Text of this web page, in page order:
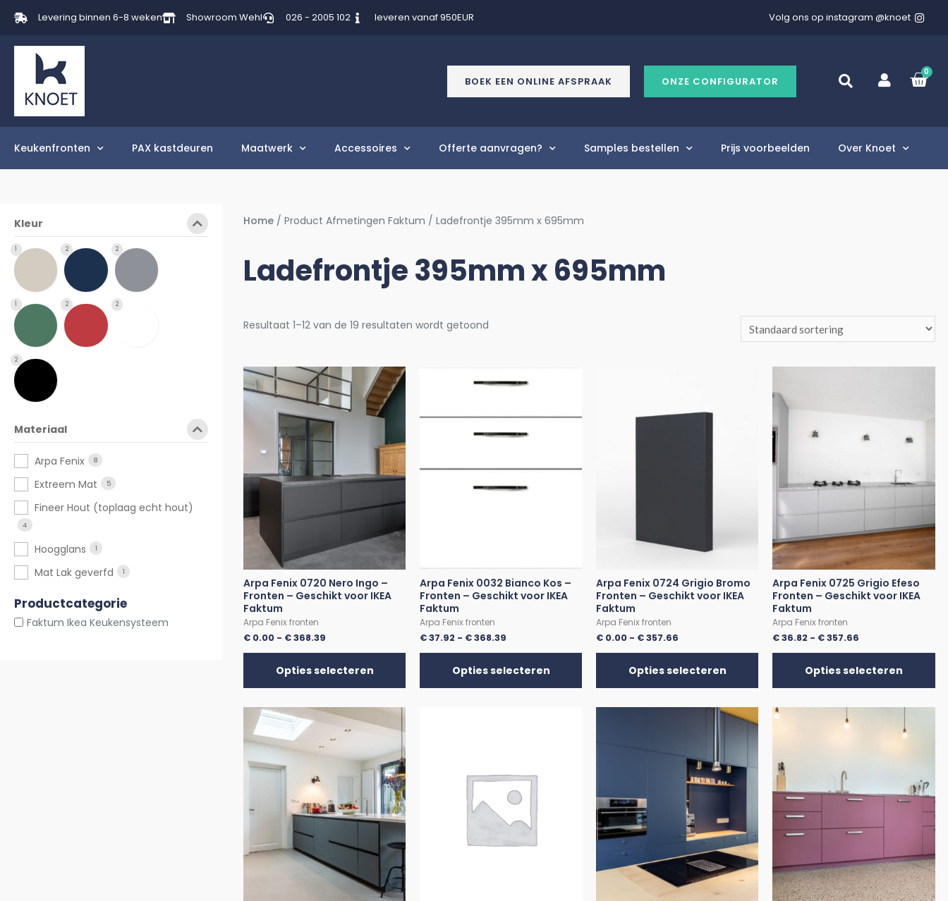
Levering binnen 6-8 weken Showroom Wehl 026 - 2005 102 leveren vanaf 950EUR Volg ons op instagram @knoet
BOEK EEN ONLINE AFSPRAAK ONZE CONFIGURATOR
0
Keukenfronten PAX kastdeuren Maatwerk Accessoires Offerte aanvragen? Samples bestellen Prijs voorbeelden Over Knoet
Kleur
1 2 2
1 2 2
2
Materiaal
Arpa Fenix 8
Extreem Mat 5
Fineer Hout (toplaag echt hout)
4
Hoogglans 1
Mat Lak geverfd 1
Productcategorie
Faktum Ikea Keukensysteem
Home / Product Afmetingen Faktum / Ladefrontje 395mm x 695mm
Ladefrontje 395mm x 695mm
Resultaat 1–12 van de 19 resultaten wordt getoond
Arpa Fenix 0720 Nero Ingo –
Fronten – Geschikt voor IKEA
Faktum
Arpa Fenix fronten
€ 0.00 - €368.39
Opties selecteren
Arpa Fenix 0032 Bianco Kos –
Fronten – Geschikt voor IKEA
Faktum
Arpa Fenix fronten
€37.92 - €368.39
Opties selecteren
Arpa Fenix 0724 Grigio Bromo
Fronten – Geschikt voor IKEA
Faktum
Arpa Fenix fronten
€ 0.00 - €357.66
Opties selecteren
Arpa Fenix 0725 Grigio Efeso
Fronten – Geschikt voor IKEA
Faktum
Arpa Fenix fronten
€36.82 - €357.66
Opties selecteren